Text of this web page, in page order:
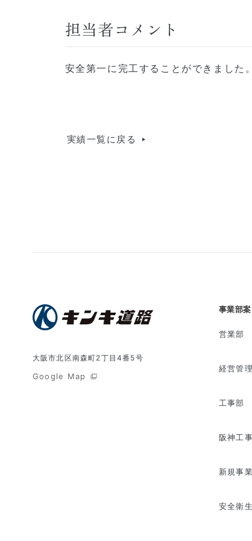
担当者コメント
安全第一に完工することができました。
実績一覧に戻る
大阪市北区南森町2丁目4番5号
Google Map
事業部
営業部
経営管
工事部
阪神工
新規事
安全衛